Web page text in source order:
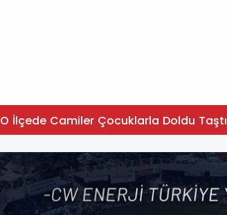
O İlçede Camiler Çocuklarla Doldu Taştı